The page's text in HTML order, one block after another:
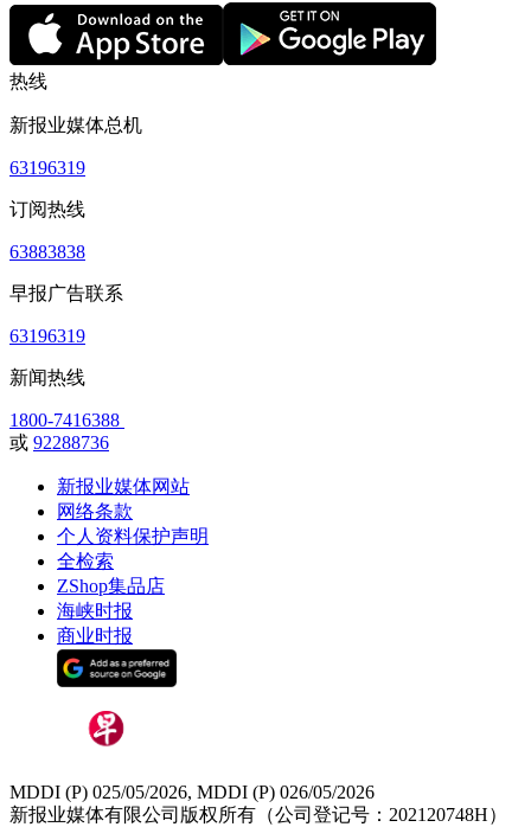
热线
新报业媒体总机
63196319
订阅热线
63883838
早报广告联系
63196319
新闻热线
1800-7416388
或 92288736
新报业媒体网站
网络条款
个人资料保护声明
全检索
ZShop集品店
海峡时报
商业时报
MDDI (P) 025/05/2026, MDDI (P) 026/05/2026
新报业媒体有限公司版权所有（公司登记号：202120748H）